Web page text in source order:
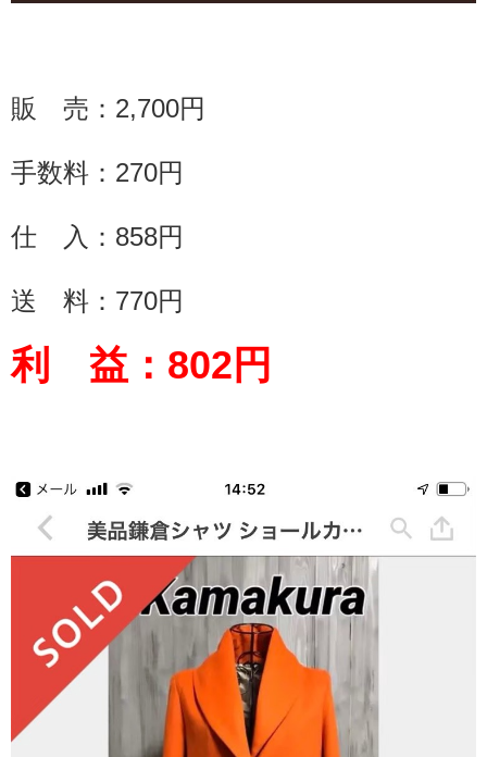
販 売： 2,700円
手数料： 270円
仕 入：858円
送 料： 770円
利 益： 802円